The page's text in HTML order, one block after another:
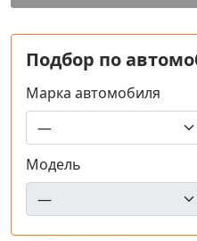
Подбор по
Марка автомобиля
Модель